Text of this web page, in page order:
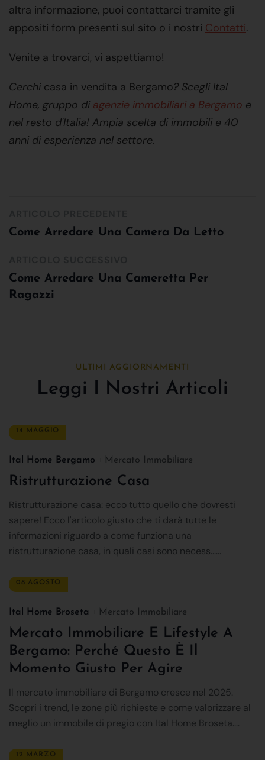
altra informazione, puoi contattarci tramite gli
appositi form presenti sul sito o i nostri Contatti.
Venite a trovarci, vi aspettiamo!
Cerchi casa in vendita a Bergamo? Scegli Ital
Home, gruppo di agenzie immobiliari a Bergamo e
nel resto d'Italia! Ampia scelta di immobili e 40
anni di esperienza nel settore.
Come Arredare Una Camera Da Letto
Come Arredare Una Cameretta Per
Ragazzi
ULTIMI AGGIORNAMENTI
Leggi I Nostri Articoli
14 MAGGIO
Ital Home Bergamo Mercato Immobiliare
Ristrutturazione Casa
Ristrutturazione casa: ecco tutto quello che dovresti
sapere! Ecco l'articolo giusto che ti darà tutte le
informazioni riguardo a come funziona una
ristrutturazione casa, in quali casi sono necess......
08 AGOSTO
Ital Home Broseta Mercato Immobiliare
Mercato Immobiliare E Lifestyle A
Bergamo: Perché Questo È Il
Momento Giusto Per Agire
Il mercato immobiliare di Bergamo cresce nel 2025.
Scopri i trend, le zone più richieste e come valorizzare al
meglio un immobile di pregio con Ital Home Broseta....
12 MARZO